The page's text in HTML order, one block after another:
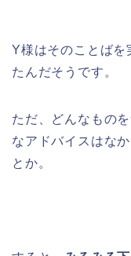
Y様はそのことばを
たんだそうです。
ただ、どんなもの
なアドバイスはな
とか。